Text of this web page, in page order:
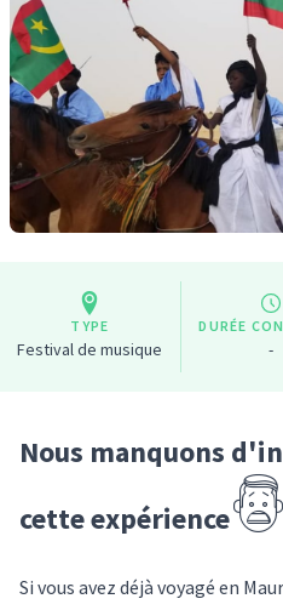
TYPE
Festival de musique
DURÉE
-
Nous manquons
cette expérience
Si vous avez déjà voyagé en